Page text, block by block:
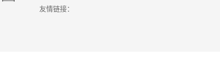
友情链接：